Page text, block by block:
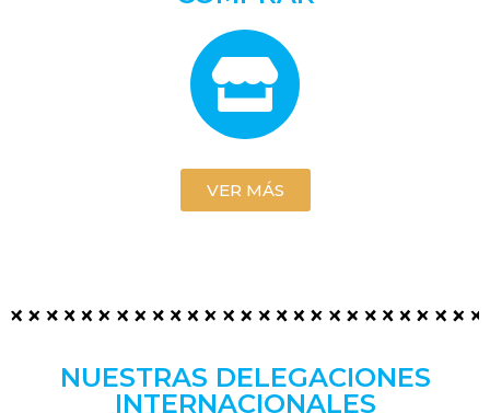
VER MÁS
NUESTRAS DELEGACIONES
INTERNACIONALES